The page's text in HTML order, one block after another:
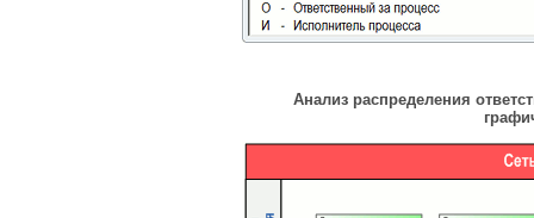
Анализ распределения